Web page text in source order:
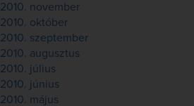
2010. november
2010. október
2010. szeptember
2010. augusztus
2010. július
2010. június
2010. május